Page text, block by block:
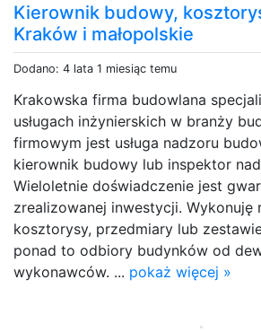
Kierownik budowy,
Kraków i małopolskie
Dodano: 4 lata 1 miesiąc temu
Krakowska firma budowlana
usługach inżynierskich w branży
firmowym jest usługa nadzoru
kierownik budowy lub inspektor
Wieloletnie doświadczenie jest
zrealizowanej inwestycji. Wykonuję
kosztorysy, przedmiary lub
ponad to odbiory budynków od
wykonawców. ... pokaż więcej »